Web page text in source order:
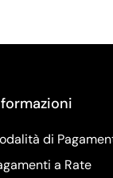
di
a Rate